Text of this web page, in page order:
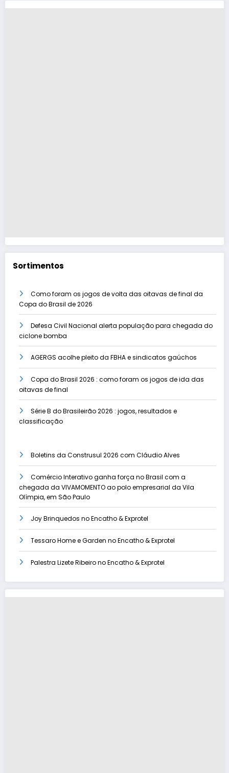
Sortimentos
Como foram os jogos de volta das oitavas de final da
Copa do Brasil de 2026
Defesa Civil Nacional alerta população para chegada do
ciclone bomba
AGERGS acolhe pleito da FBHA e sindicatos gaúchos
Copa do Brasil 2026 : como foram os jogos de ida das
oitavas de final
Série B do Brasileirão 2026 : jogos, resultados e
classificação
Boletins da Construsul 2026 com Cláudio Alves
Comércio Interativo ganha força no Brasil com a
chegada da VIVAMOMENTO ao polo empresarial da Vila
Olímpia, em São Paulo
Joy Brinquedos no Encatho & Exprotel
Tessaro Home e Garden no Encatho & Exprotel
Palestra Lizete Ribeiro no Encatho & Exprotel